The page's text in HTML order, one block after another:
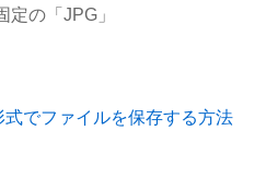
定の「JPG」
でファイルを保存する方法